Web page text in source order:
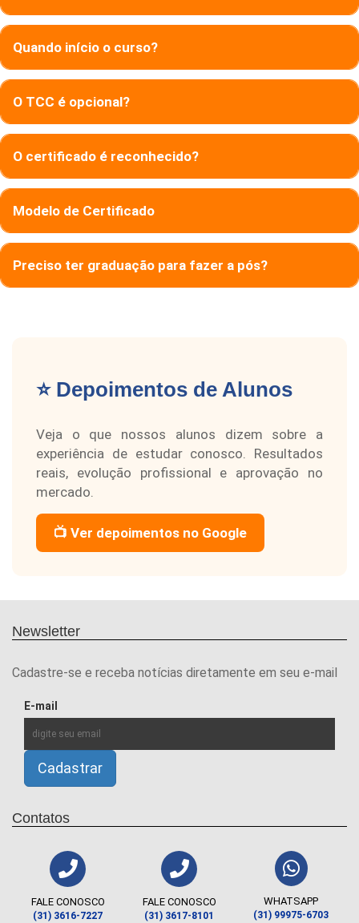
Quando início o curso?
O TCC é opcional?
O certificado é reconhecido?
Modelo de Certificado
Preciso ter graduação para fazer a pós?
⭐ Depoimentos de Alunos
Veja o que nossos alunos dizem sobre a
experiência de estudar conosco. Resultados
reais, evolução profissional e aprovação no
mercado.
📺 Ver depoimentos no Google
Newsletter
Cadastre-se e receba notícias diretamente em seu e-mail
E-mail
Contatos
FALE CONOSCO
(31) 3616-7227
FALE CONOSCO
(31) 3617-8101
WHATSAPP
(31) 99975-6703